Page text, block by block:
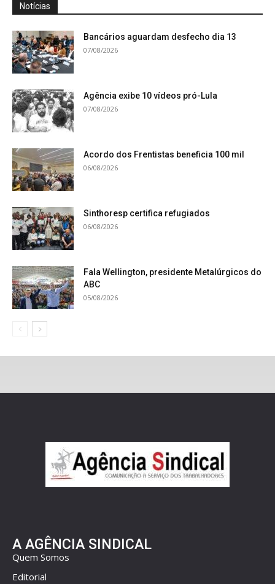
Notícias
Bancários aguardam desfecho dia 13
07/08/2026
Agência exibe 10 vídeos pró-Lula
07/08/2026
Acordo dos Frentistas beneficia 100 mil
06/08/2026
Sinthoresp certifica refugiados
06/08/2026
Fala Wellington, presidente Metalúrgicos do
ABC
05/08/2026
A AGÊNCIA SINDICAL
Quem Somos
Editorial